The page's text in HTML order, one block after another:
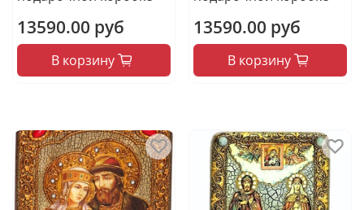
13590.00 руб
В корзину
13590.00 руб
В корзину